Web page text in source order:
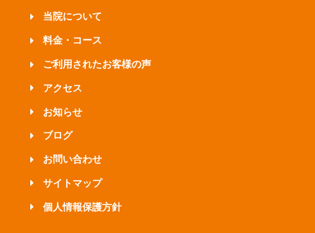
当院について
料金・コース
ご利用されたお客様の声
アクセス
お知らせ
ブログ
お問い合わせ
サイトマップ
個人情報保護方針